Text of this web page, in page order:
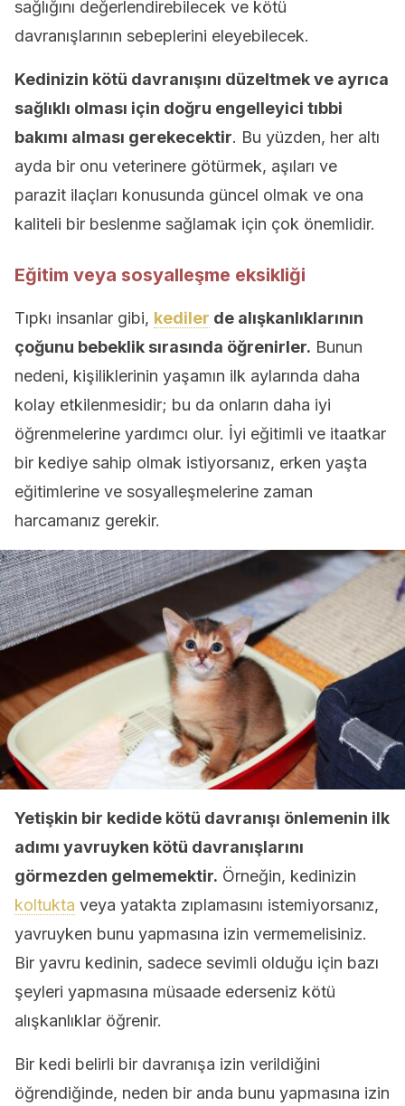
sağlığını değerlendirebilecek ve kötü
davranışlarının sebeplerini eleyebilecek.
Kedinizin kötü davranışını düzeltmek ve ayrıca
sağlıklı olması için doğru engelleyici tıbbi
bakımı alması gerekecektir. Bu yüzden, her altı
ayda bir onu veterinere götürmek, aşıları ve
parazit ilaçları konusunda güncel olmak ve ona
kaliteli bir beslenme sağlamak için çok önemlidir.
Eğitim veya sosyalleşme eksikliği
Tıpkı insanlar gibi, kediler de alışkanlıklarının
çoğunu bebeklik sırasında öğrenirler. Bunun
nedeni, kişiliklerinin yaşamın ilk aylarında daha
kolay etkilenmesidir; bu da onların daha iyi
öğrenmelerine yardımcı olur. İyi eğitimli ve itaatkar
bir kediye sahip olmak istiyorsanız, erken yaşta
eğitimlerine ve sosyalleşmelerine zaman
harcamanız gerekir.
Yetişkin bir kedide kötü davranışı önlemenin ilk
adımı yavruyken kötü davranışlarını
görmezden gelmemektir. Örneğin, kedinizin
koltukta veya yatakta zıplamasını istemiyorsanız,
yavruyken bunu yapmasına izin vermemelisiniz.
Bir yavru kedinin, sadece sevimli olduğu için bazı
şeyleri yapmasına müsaade ederseniz kötü
alışkanlıklar öğrenir.
Bir kedi belirli bir davranışa izin verildiğini
öğrendiğinde, neden bir anda bunu yapmasına izin